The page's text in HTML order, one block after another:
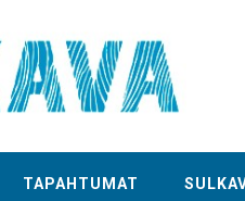
TAPAHTUMAT